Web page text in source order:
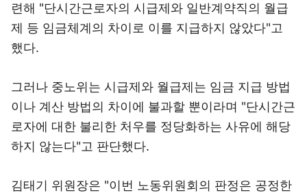
련해 "단시간근로자의 시급제와 일반계약직의 월급
제 등 임금체계의 차이로 이를 지급하지 않았다"고
했다.
그러나 중노위는 시급제와 월급제는 임금 지급 방법
이나 계산 방법의 차이에 불과할 뿐이라며 "단시간근
로자에 대한 불리한 처우를 정당화하는 사유에 해당
하지 않는다"고 판단했다.
김태기 위원장은 "이번 노동위원회의 판정은 공정한